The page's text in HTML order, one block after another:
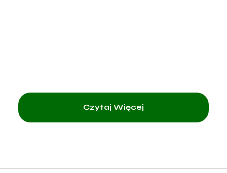
Czytaj Więcej